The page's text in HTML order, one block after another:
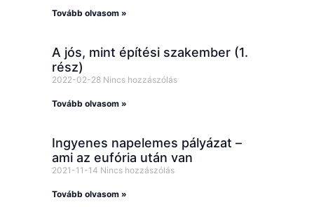
Tovább olvasom »
A jós, mint építési szakember (1.
rész)
2022-02-28 Nincs hozzászólás
Tovább olvasom »
Ingyenes napelemes pályázat –
ami az eufória után van
2021-11-14 Nincs hozzászólás
Tovább olvasom »